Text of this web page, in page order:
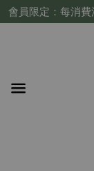
會員限定：每消